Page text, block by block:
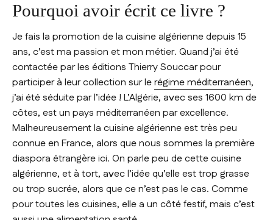
Pourquoi avoir écrit ce livre ?
Je fais la promotion de la cuisine algérienne depuis 15
ans, c’est ma passion et mon métier. Quand j’ai été
contactée par les éditions Thierry Souccar pour
participer à leur collection sur lerégime méditerranéen,
j’ai été séduite par l’idée ! L’Algérie, avec ses 1600 km de
côtes, est un pays méditerranéen par excellence.
Malheureusement la cuisine algérienne est très peu
connue en France, alors que nous sommes la première
diaspora étrangère ici. On parle peu de cette cuisine
algérienne, et à tort, avec l’idée qu’elle est trop grasse
ou trop sucrée, alors que ce n’est pas le cas. Comme
pour toutes les cuisines, elle a un côté festif, mais c’est